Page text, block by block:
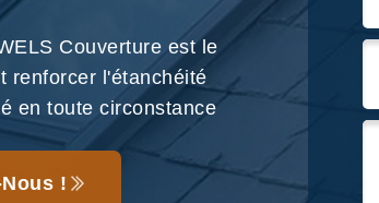
Couverture est le
renforcer l'étanchéité
en toute circonstance
!